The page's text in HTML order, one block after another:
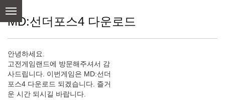
content
MD:선더포스4 다운로드
안녕하세요.
고전게임랜드에 방문해주셔서 감
사드립니다. 이번게임은 MD:선더
포스4 다운로드 되겠습니다. 즐거
운 시간 되시길 바랍니다.